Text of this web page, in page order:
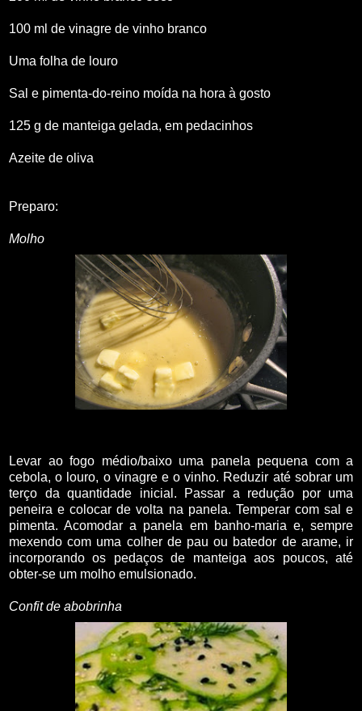
100 ml de vinagre de vinho branco
Uma folha de louro
Sal e pimenta-do-reino moída na hora à gosto
125 g de manteiga gelada, em pedacinhos
Azeite de oliva
Preparo:
Molho
Levar ao fogo médio/baixo uma panela pequena com a
cebola, o louro, o vinagre e o vinho. Reduzir até sobrar um
terço da quantidade inicial. Passar a redução por uma
peneira e colocar de volta na panela. Temperar com sal e
pimenta. Acomodar a panela em banho-maria e, sempre
mexendo com uma colher de pau ou batedor de arame, ir
incorporando os pedaços de manteiga aos poucos, até
obter-se um molho emulsionado.
Confit de abobrinha